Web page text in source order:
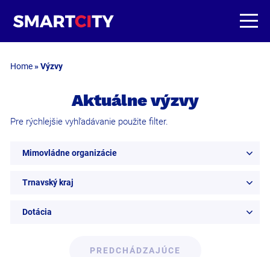
Home»Výzvy
Aktuálne výzvy
Pre rýchlejšie vyhľadávanie použite filter.
Mimovládne organizácie
Trnavský kraj
Dotácia
PREDCHÁDZAJÚCE